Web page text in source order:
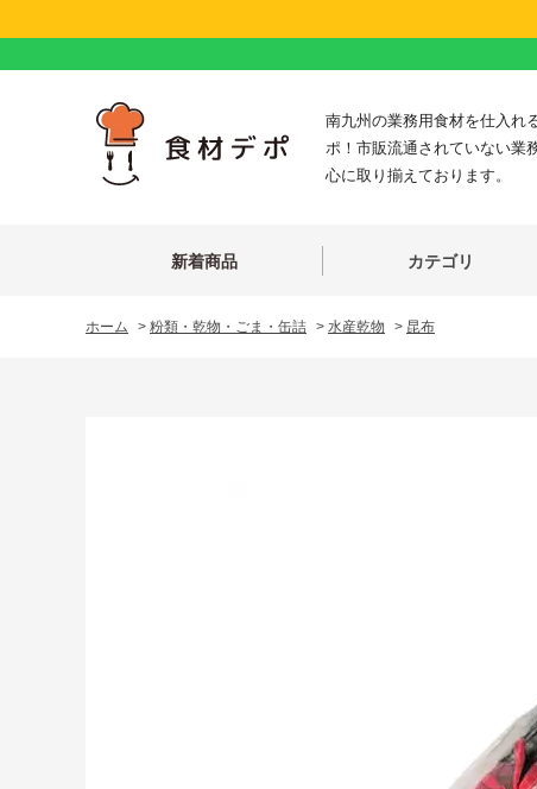
南九州の業務用食材を仕入れ
ポ！市販流通されていない業
心に取り揃えております。
新着商品 カテゴリ
ホーム > 粉類・乾物・ごま・缶詰 > 水産乾物 > 昆布